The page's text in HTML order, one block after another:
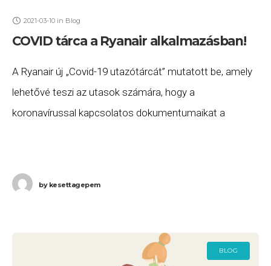
2021-03-10 in Blog
COVID tárca a Ryanair alkalmazásban!
A Ryanair új „Covid-19 utazótárcát” mutatott be, amely
lehetővé teszi az utasok számára, hogy a
koronavírussal kapcsolatos dokumentumaikat a
például negatív PCR-teszt
bykesettagepem
BLOG